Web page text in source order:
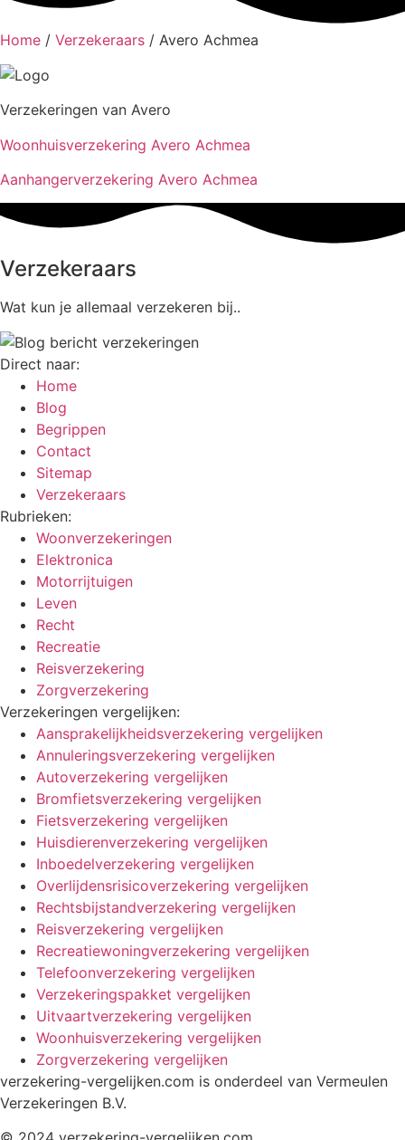
Home / Verzekeraars / Avero Achmea
Verzekeringen van Avero
Woonhuisverzekering Avero Achmea
Aanhangerverzekering Avero Achmea
Verzekeraars
Wat kun je allemaal verzekeren bij..
Direct naar:
Home
Blog
Begrippen
Contact
Sitemap
Verzekeraars
Rubrieken:
Woonverzekeringen
Elektronica
Motorrijtuigen
Leven
Recht
Recreatie
Reisverzekering
Zorgverzekering
Verzekeringen vergelijken:
Aansprakelijkheidsverzekering vergelijken
Annuleringsverzekering vergelijken
Autoverzekering vergelijken
Bromfietsverzekering vergelijken
Fietsverzekering vergelijken
Huisdierenverzekering vergelijken
Inboedelverzekering vergelijken
Overlijdensrisicoverzekering vergelijken
Rechtsbijstandverzekering vergelijken
Reisverzekering vergelijken
Recreatiewoningverzekering vergelijken
Telefoonverzekering vergelijken
Verzekeringspakket vergelijken
Uitvaartverzekering vergelijken
Woonhuisverzekering vergelijken
Zorgverzekering vergelijken
verzekering-vergelijken.com is onderdeel van Vermeulen
Verzekeringen B.V.